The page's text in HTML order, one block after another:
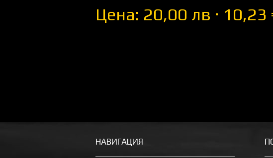
Цена: 20,00 лв · 10,23
НАВИГАЦИЯ